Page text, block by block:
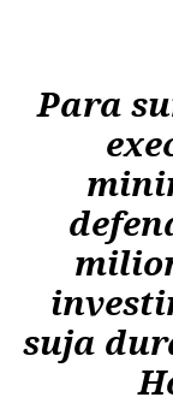
Para
suja